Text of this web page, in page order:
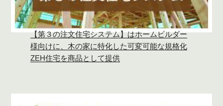
【第３の注文住宅システム】はホームビルダー
様向けに、木の家に特化した可変可能な規格化
ZEH住宅を商品として提供